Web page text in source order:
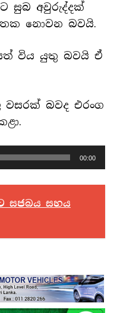
සුබ අවුරුද්දක්
නොවන බවයි.
විය යුතු බවයි ඒ
වසරක් බවද එරංග
00:00
සජබය සහය